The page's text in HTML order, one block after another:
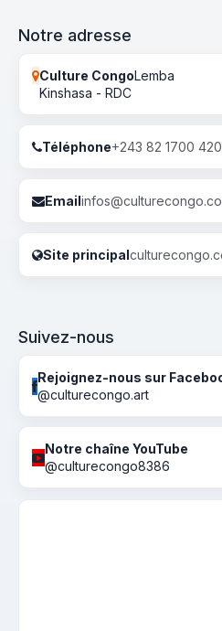
Notre adresse
Culture CongoLemba
Kinshasa - RDC
Téléphone+243 82 1700 420
Email
Site principal
Suivez-nous
Rejoignez-nous sur
@culturecongo.art
Notre chaîne YouTube
@culturecongo8386